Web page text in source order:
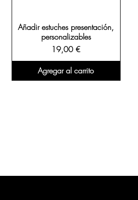
Añadir estuches presentación,
personalizables
Precio
19,00 €
Agregar al carrito